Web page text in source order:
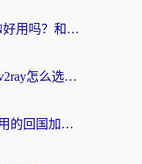
海外党必看：快帆TV版VPN好用吗？和快游VPN对比哪个回国效果更好？附实用避坑指南
海外党无忧指南：国内节点v2ray怎么选？一键回国VPN+多场景实测帮你避坑
海外党必看：如何选到最好用的回国加速器？从节点到售后的全维度指南